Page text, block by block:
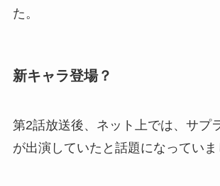
た。
新キャラ登場？
第2話放送後、ネット上では、サプ
が出演していたと話題になっていま